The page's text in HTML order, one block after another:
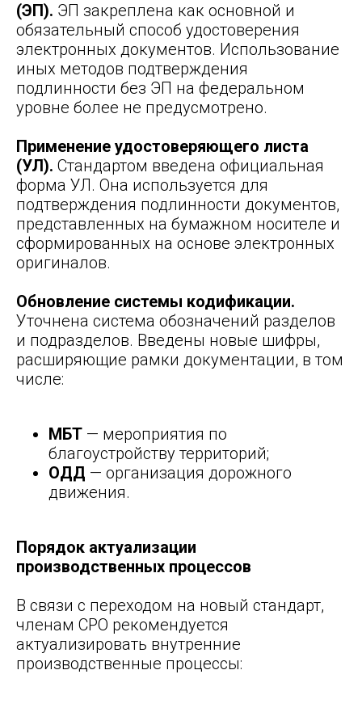
(ЭП). ЭП закреплена как основной и
обязательный способ удостоверения
электронных документов. Использование
иных методов подтверждения
подлинности без ЭП на федеральном
уровне более не предусмотрено.
Применение удостоверяющего листа
(УЛ). Стандартом введена официальная
форма УЛ. Она используется для
подтверждения подлинности документов,
представленных на бумажном носителе и
сформированных на основе электронных
оригиналов.
Обновление системы кодификации.
Уточнена система обозначений разделов
и подразделов. Введены новые шифры,
расширяющие рамки документации, в том
числе:
МБТ — мероприятия по
благоустройству территорий;
ОДД — организация дорожного
движения.
Порядок актуализации
производственных процессов
В связи с переходом на новый стандарт,
членам СРО рекомендуется
актуализировать внутренние
производственные процессы: